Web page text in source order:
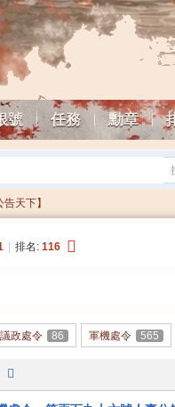
號 任務 勳章
天下】
排名: 116
議政處令 86 軍機處令 565